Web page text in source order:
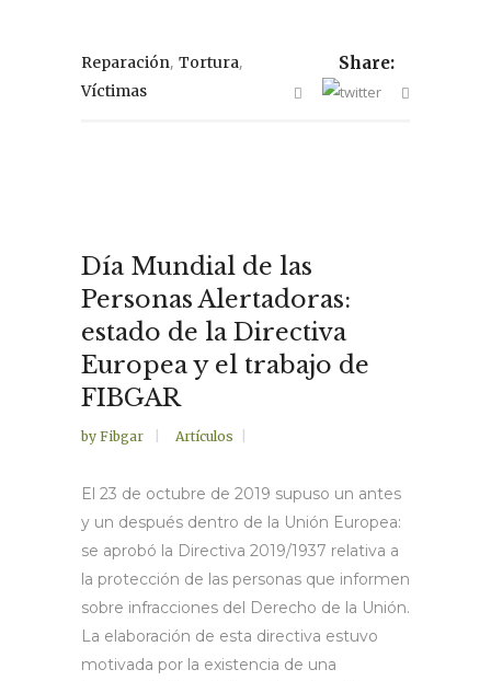
Reparación, Tortura,
Víctimas
Share:
Día Mundial de las
Personas Alertadoras:
estado de la Directiva
Europea y el trabajo de
FIBGAR
by Fibgar Artículos
El 23 de octubre de 2019 supuso un antes
y un después dentro de la Unión Europea:
se aprobó la Directiva 2019/1937 relativa a
la protección de las personas que informen
sobre infracciones del Derecho de la Unión.
La elaboración de esta directiva estuvo
motivada por la existencia de una